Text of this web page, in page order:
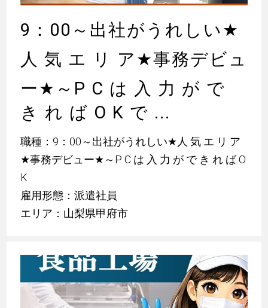
9：00～出社がうれしい★
人 気 エ リ ア ★事務デビュ
ー★ ～P C は 入 力 が で
き れ ば O K で ...
職種：9：00～出社がうれしい★人 気 エ リ ア
★事務デビュー★～P C は 入 力 が で き れ ば O
K
雇用形態：派遣社員
エリア：山梨県甲府市